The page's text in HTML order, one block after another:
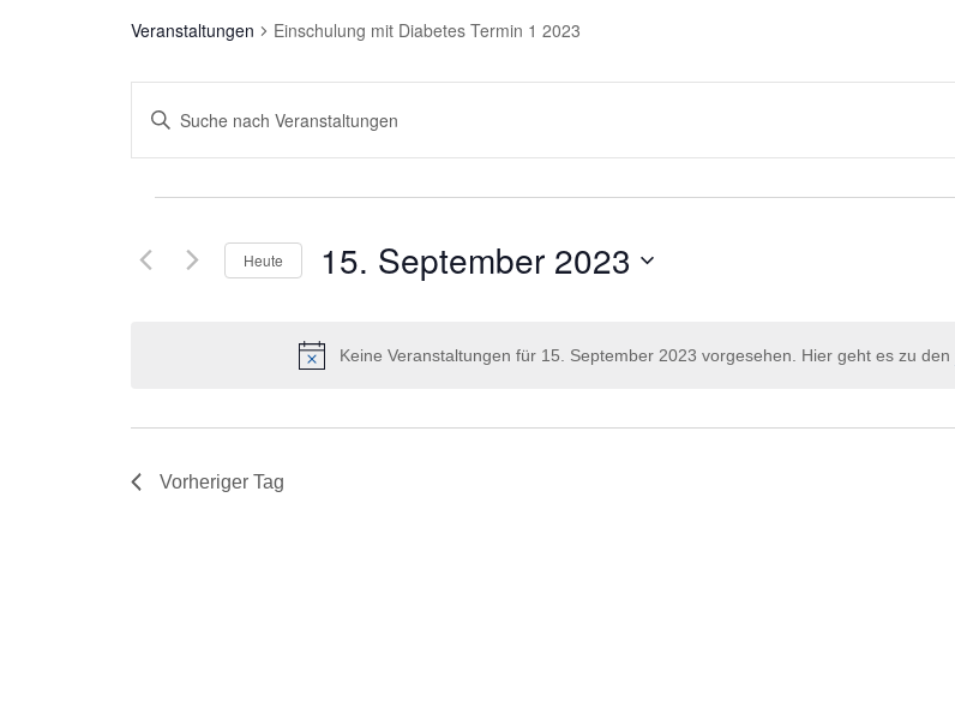
Hinweis
Keine Veranstaltungen für 15. September 2023 vorgesehen. Hier geht es zu den
Veranstaltungen Einschulung mit Diabetes Termin 1 2023
Veranstaltungen
Such-
und
Ansichtennavigation
Geben
Schlüsselwort.
nach
Veranstaltungen
Heute 15. September 2023
Vorheriger Tag